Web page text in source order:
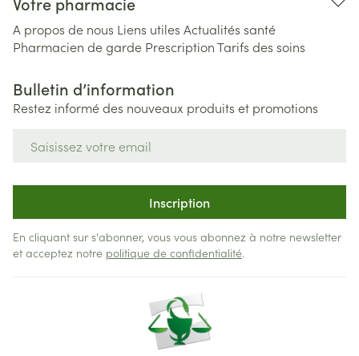
A propos de nous Liens utiles Actualités santé
Pharmacien de garde PrescriptionTarifs des soins
Bulletin d’information
Restez informé des nouveaux produits et promotions
Inscription
En cliquant sur s'abonner, vous vous abonnez à notre newsletter
et acceptez notre politique de confidentialité.